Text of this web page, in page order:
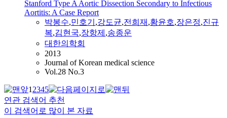
Stanford Type A Aortic Dissection Secondary to Infectious
Aortitis: A Case Report
박봉수,민호기 ,강도균,전희재 ,황윤호,장은정,진규
복,김현국,장항제 ,송종운
대한의학회
2013
Journal of Korean medical science
Vol.28 No.3
12345
연관 검색어 추천
이 검색어로 많이 본 자료